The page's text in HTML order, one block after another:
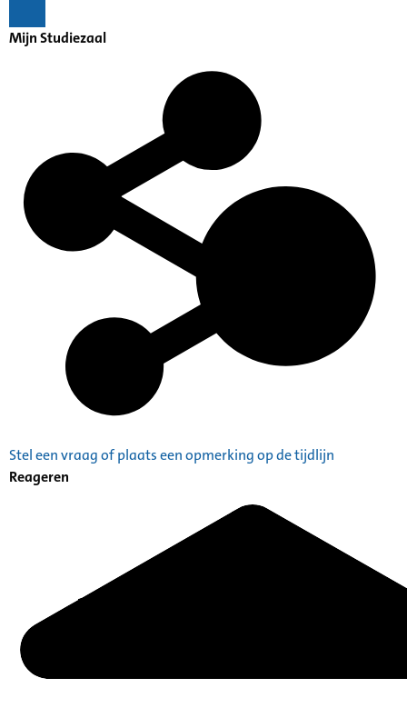
Mijn Studiezaal
Stel een vraag of plaats een opmerking op de tijdlijn
Reageren